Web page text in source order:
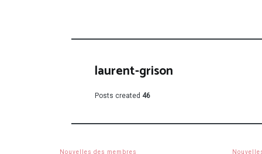
laurent-grison
Posts created 46
Nouvelles des membres